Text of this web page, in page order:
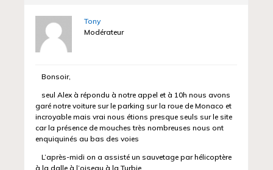
Tony
Modérateur
Bonsoir,
seul Alex à répondu à notre appel et à 10h nous avons
garé notre voiture sur le parking sur la roue de Monaco et
incroyable mais vrai nous étions presque seuls sur le site
car la présence de mouches très nombreuses nous ont
enquiquinés au bas des voies
L’après-midi on a assisté un sauvetage par hélicoptère